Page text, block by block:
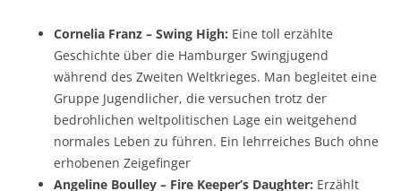
Cornelia Franz – Swing High: Eine toll erzählte
Geschichte über die Hamburger Swingjugend
während des Zweiten Weltkrieges. Man begleitet eine
Gruppe Jugendlicher, die versuchen trotz der
bedrohlichen weltpolitischen Lage ein weitgehend
normales Leben zu führen. Ein lehrreiches Buch ohne
erhobenen Zeigefinger
Angeline Boulley – Fire Keeper’s Daughter: Erzählt